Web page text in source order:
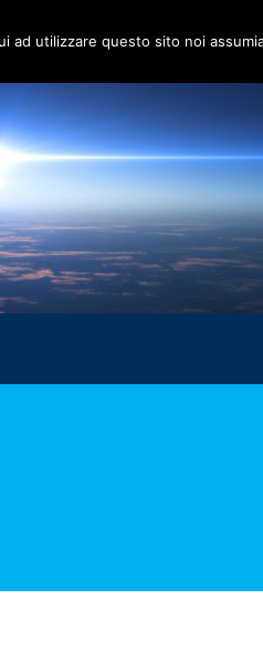
ad utilizzare questo sito noi